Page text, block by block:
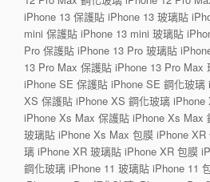
iPhone 13 保護貼 iPhone 13 玻璃貼
mini 保護貼 iPhone 13 mini 玻璃貼
Pro 保護貼 iPhone 13 Pro 玻璃貼
13 Pro Max 保護貼 iPhone 13 Pro Max
iPhone SE 保護貼 iPhone SE 鋼化玻
XS 保護貼 iPhone XS 鋼化玻璃
iPhone Xs Max 保護貼 iPhone Xs Max
玻璃貼 iPhone Xs Max 包膜 iPhone
璃 iPhone XR 玻璃貼 iPhone XR 包膜
鋼化玻璃 iPhone 11 玻璃貼 iPhone 11